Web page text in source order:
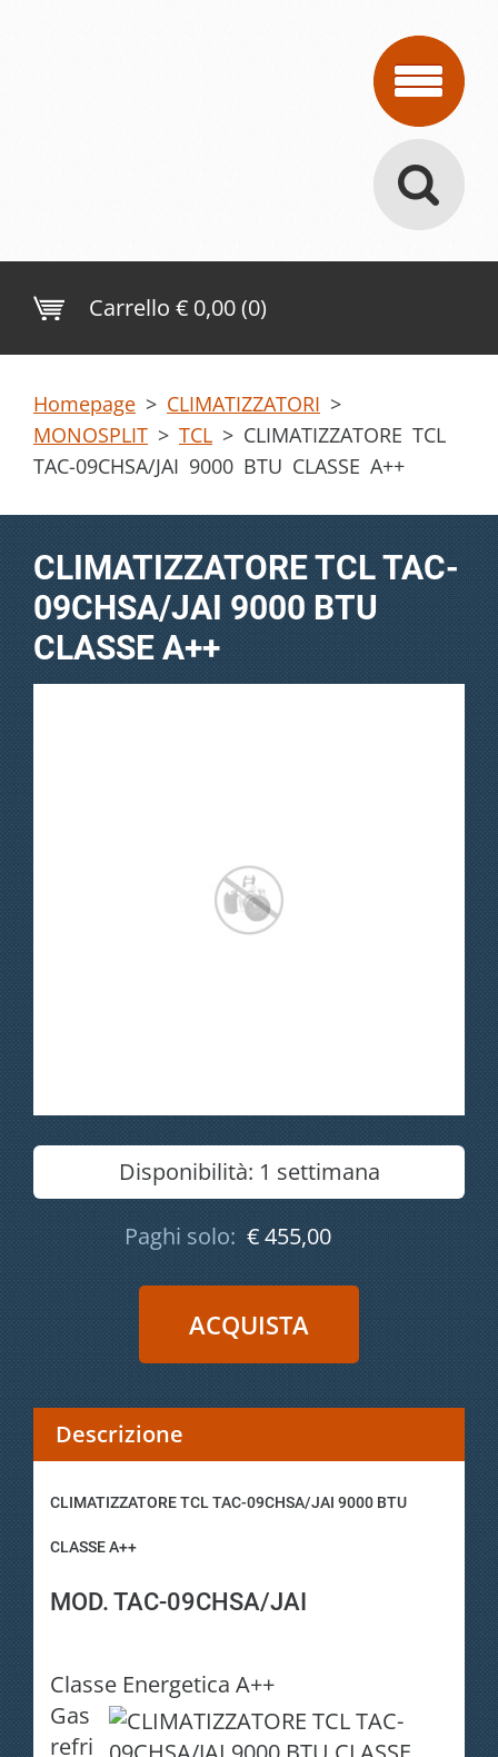
Carrello € 0,00 (0)
Homepage > CLIMATIZZATORI >
MONOSPLIT > TCL > CLIMATIZZATORE TCL
TAC-09CHSA/JAI 9000 BTU CLASSE A++
CLIMATIZZATORE TCL TAC-
09CHSA/JAI 9000 BTU
CLASSE A++
Disponibilità: 1 settimana
Paghi solo: € 455,00
Descrizione
CLIMATIZZATORE TCL TAC-09CHSA/JAI 9000 BTU
CLASSE A++
MOD. TAC-09CHSA/JAI
Classe Energetica A++
Gas
refri